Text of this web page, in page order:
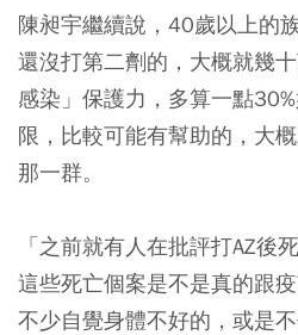
陳昶宇繼續說，40歲以上的
還沒打第二劑的，大概就幾十
感染」保護力，多算一點
限 ，比較可能有幫助的，大
那一群。
「之前就有人在批評打AZ後
這些死亡個案是不是真的跟
不少自覺身體不好的，或是